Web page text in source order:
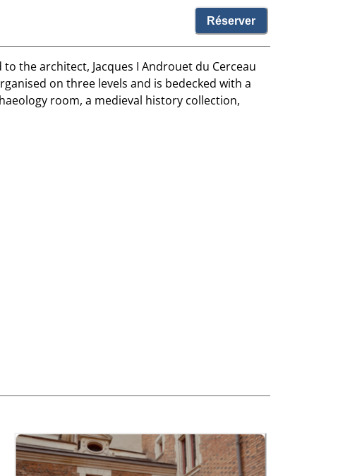
Réserver
the architect, Jacques I Androuet du Cerceau
on three levels and is bedecked with a
room, a medieval history collection,